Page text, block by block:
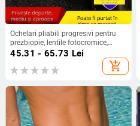
Ochelari pliabili progresivi pentru
prezbiopie, lentile fotocromice,
protecție împotriva luminii albastre,
45.31 - 65.73 Lei
add_shopping_cart